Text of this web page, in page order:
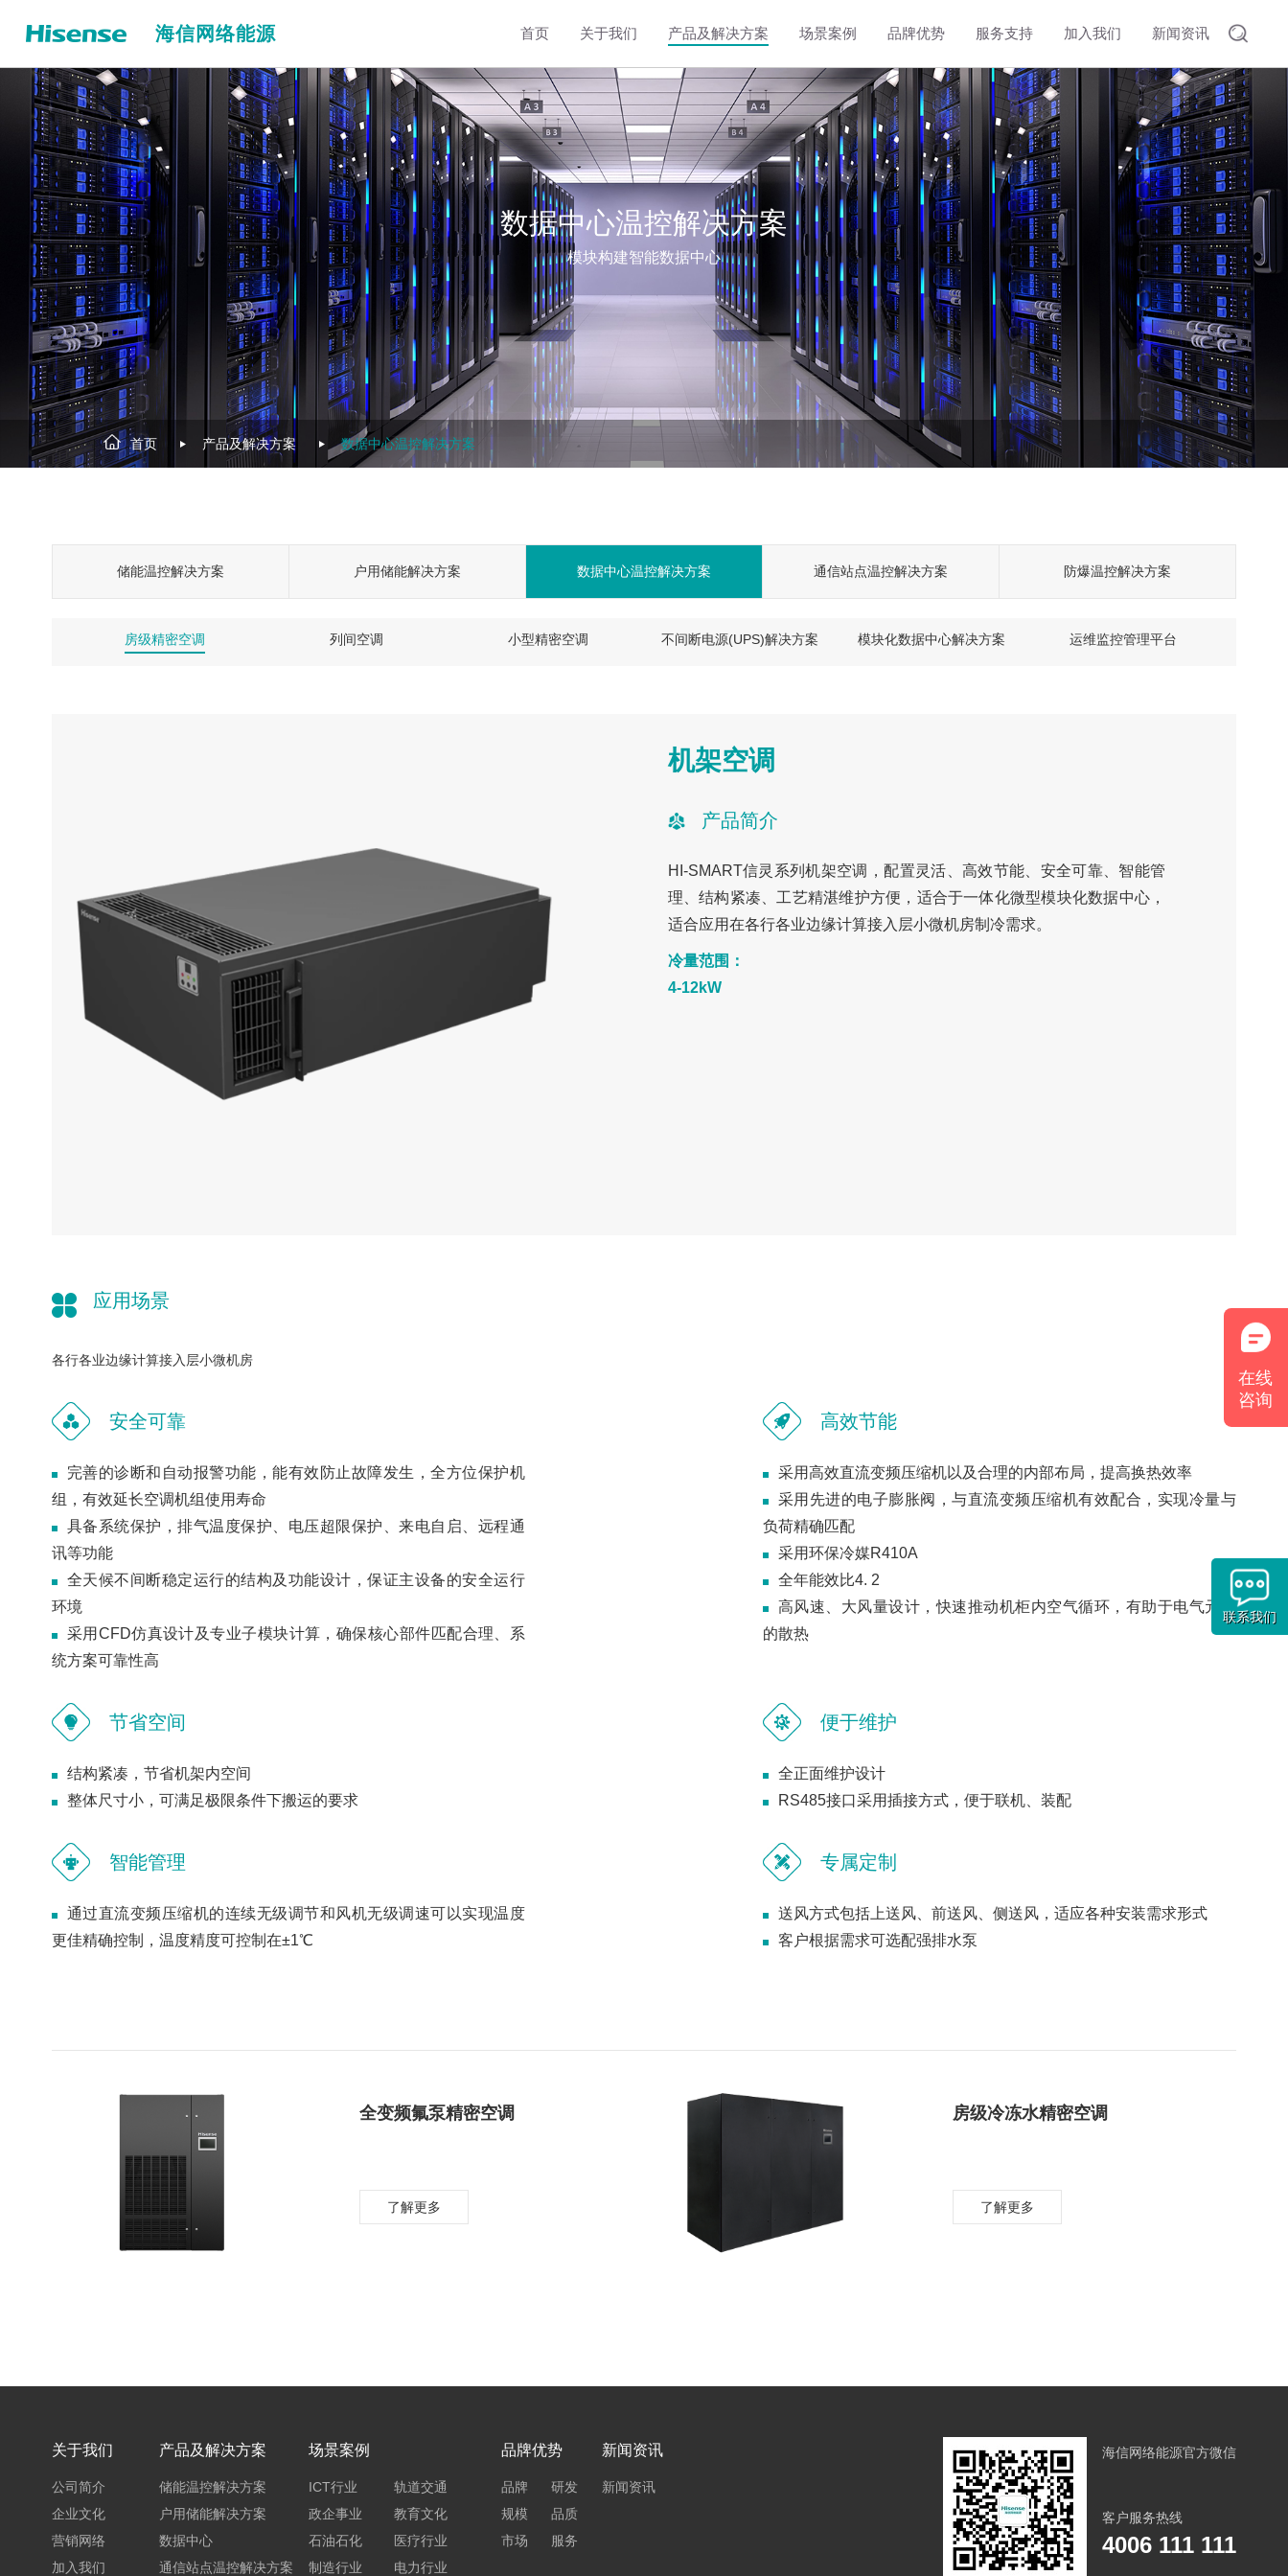
海信网络能源 首页 关于我们 产品及解决方案
储能温控解决方案
户用储能解决方案
数据中心温控解决方案
通信站点温控解决方案
防爆温控解决方案
大型储能温控解决方案
80kW立式储能温控液冷机组
80kW横置式储能温控液冷机组
60kW立式储能温控液冷机组
40kW立式储能温控液冷机组
30kW立式储能温控液冷机组
工商储能温控解决方案
8kW立式液冷储能温控机组
5kW卧式液冷储能温控机组
3kW卧式液冷储能温控机组
场景案例 品牌优势 服务支持 加入我们 新闻资讯
数据中心温控解决方案
模块构建智能数据中心
首页 产品及解决方案 数据中心温控解决方案
储能温控解决方案 户用储能解决方案 数据中心温控解决方案 通信站点温控解决方案 防爆温控解决方案
房级精密空调 列间空调 小型精密空调 不间断电源(UPS)解决方案 模块化数据中心解决方案 运维监控管理平台
机架空调
产品简介
HI-SMART信灵系列机架空调，配置灵活、高效节能、安全可靠、智能管
理、结构紧凑、工艺精湛维护方便，适合于一体化微型模块化数据中心，
适合应用在各行各业边缘计算接入层小微机房制冷需求。
冷量范围：
4-12kW
应用场景
各行各业边缘计算接入层小微机房
安全可靠
完善的诊断和自动报警功能，能有效防止故障发生，全方位保护机
组，有效延长空调机组使用寿命
具备系统保护，排气温度保护、电压超限保护、来电自启、远程通
讯等功能
全天候不间断稳定运行的结构及功能设计，保证主设备的安全运行
环境
采用CFD仿真设计及专业子模块计算，确保核心部件匹配合理、系
统方案可靠性高
高效节能
采用高效直流变频压缩机以及合理的内部布局，提高换热效率
采用先进的电子膨胀阀，与直流变频压缩机有效配合，实现冷量与
负荷精确匹配
采用环保冷媒R410A
全年能效比4. 2
高风速、大风量设计，快速推动机柜内空气循环，有助于电气元件
的散热
节省空间
结构紧凑，节省机架内空间
整体尺寸小，可满足极限条件下搬运的要求
便于维护
全正面维护设计
RS485接口采用插接方式，便于联机、装配
智能管理
通过直流变频压缩机的连续无级调节和风机无级调速可以实现温度
更佳精确控制，温度精度可控制在±1℃
专属定制
送风方式包括上送风、前送风、侧送风，适应各种安装需求形式
客户根据需求可选配强排水泵
全变频氟泵精密空调
了解更多
房级冷冻水精密空调
了解更多
联系我们
关于我们
公司简介
企业文化
营销网络
加入我们
产品及解决方案
储能温控解决方案
户用储能解决方案
数据中心
通信站点温控解决方案
场景案例
ICT行业
轨道交通
政企事业
教育文化
石油石化
医疗行业
制造行业
电力行业
品牌优势
品牌
研发
规模
品质
市场
服务
新闻资讯
新闻资讯
海信网络能源官方微信
客户服务热线
4006 111 111
在线
咨询